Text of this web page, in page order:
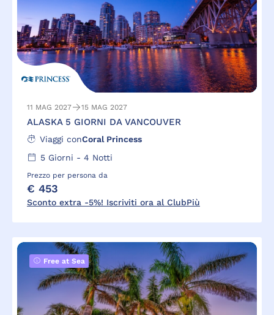
11 MAG 2027 15 MAG 2027
ALASKA 5 GIORNI DA VANCOUVER
Viaggi conCoral Princess
5Giorni - 4 Notti
Prezzo per persona da
€ 453
Sconto extra -5%! Iscriviti ora al ClubPiù
Free at Sea